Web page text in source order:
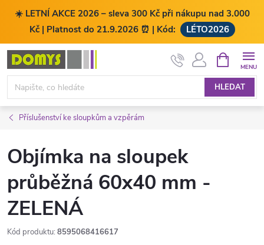
☀️ LETNÍ AKCE 2026 – sleva 300 Kč při nákupu nad 3.000
Kč | Platnost do 21.9.2026 ⏰ | Kód:
LÉTO2026
Přejít
obsah
HLEDAT
NÁKUPNÍ
KOŠÍK
Příslušenství ke sloupkům a vzpěrám
Objímka na sloupek
průběžná 60x40 mm -
ZELENÁ
Kód produktu: 8595068416617